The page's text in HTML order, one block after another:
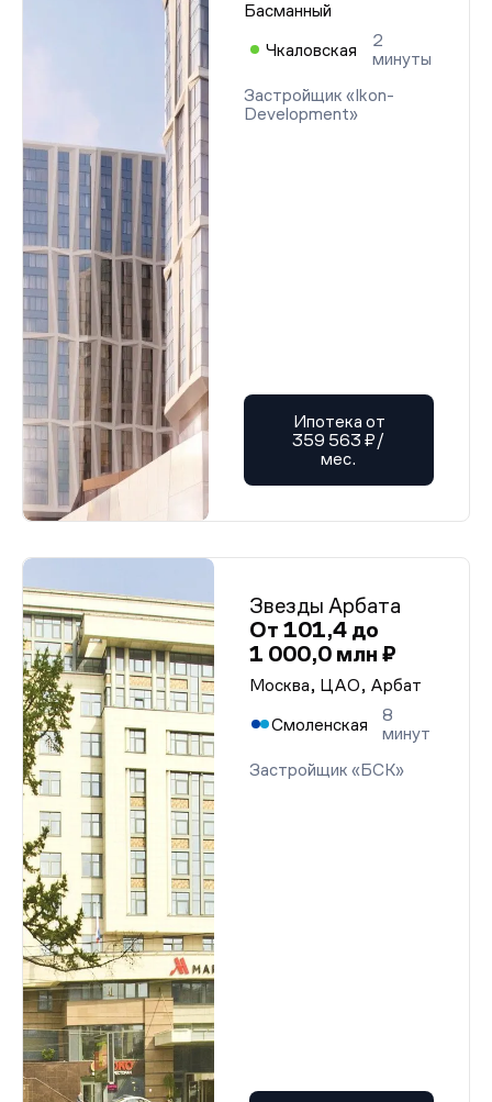
Басманный
Чкаловская
2
минуты
Застройщик «Ikon-
Development»
Ипотека от
359 563 ₽/
мес.
Звезды Арбата
От 101,4 до
1 000,0 млн ₽
Москва, ЦАО, Арбат
Смоленская
8
минут
Застройщик «БСК»